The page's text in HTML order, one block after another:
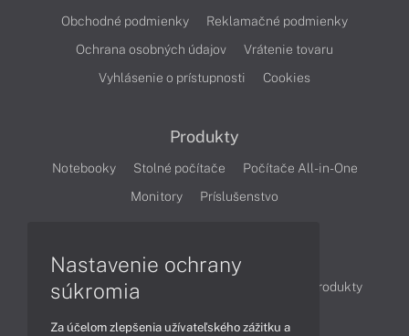
Obchodné podmienky
Reklamačné podmienky
Ochrana osobných údajov
Vrátenie tovaru
Vyhlásenie o prístupnosti
Cookies
Produkty
Notebooky Stolné počítače
Počítače All-in-One
Monitory
Príslušenstvo
Články
Obchodné informácie
Produkty
Nastavenie ochrany
súkromia
Za účelom zlepšenia užívateľského zážitku a